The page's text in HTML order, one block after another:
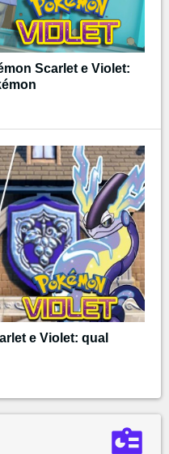
Scarlet e Violet:
e Violet: qual